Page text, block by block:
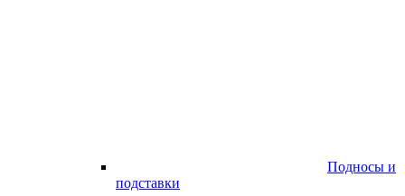
Подносы и
подставки